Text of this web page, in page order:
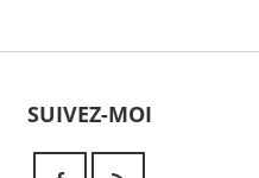
SUIVEZ-MOI